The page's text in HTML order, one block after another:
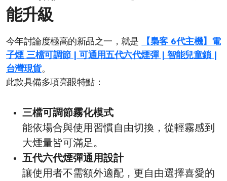
能升級
今年討論度極高的新品之一，就是
【梟客 6代主機】電
子煙 三檔可調節 | 可通用五代六代煙彈 | 智能兒童鎖 |
台灣現貨。
此款具備多項亮眼特點：
三檔可調節霧化模式
能依場合與使用習慣自由切換，從輕霧感到
大煙量皆可滿足。
五代六代煙彈通用設計
讓使用者不需額外適配，更自由選擇喜愛的